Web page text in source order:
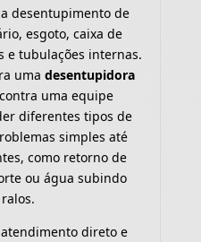
desentupimento de
esgoto, caixa de
e tubulações internas.
uma desentupidora
uma equipe
diferentes tipos de
simples até
como retorno de
ou água subindo
direto e